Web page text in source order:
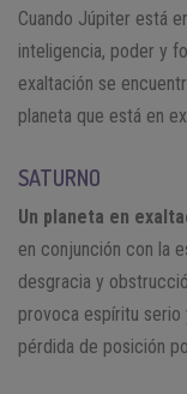
Cuando Júpiter está
inteligencia, poder y
exaltación se
planeta que está en
SATURNO
Un planeta en
en conjunción con la
desgracia y
provoca espíritu serio
pérdida de posición